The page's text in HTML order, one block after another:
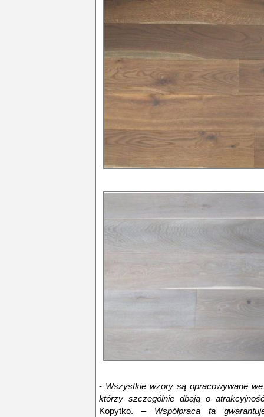
- Wszystkie wzory są opracowywane
którzy szczególnie dbają o
Kopytko. – Współpraca ta